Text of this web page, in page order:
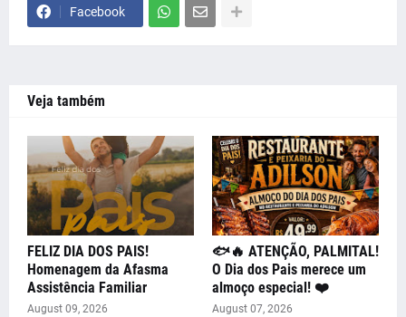
Facebook
Veja também
FELIZ DIA DOS PAIS!
Homenagem da Afasma
Assistência Familiar
August 09, 2026
🐟🔥 ATENÇÃO, PALMITAL!
O Dia dos Pais merece um
almoço especial! ❤️
August 07, 2026